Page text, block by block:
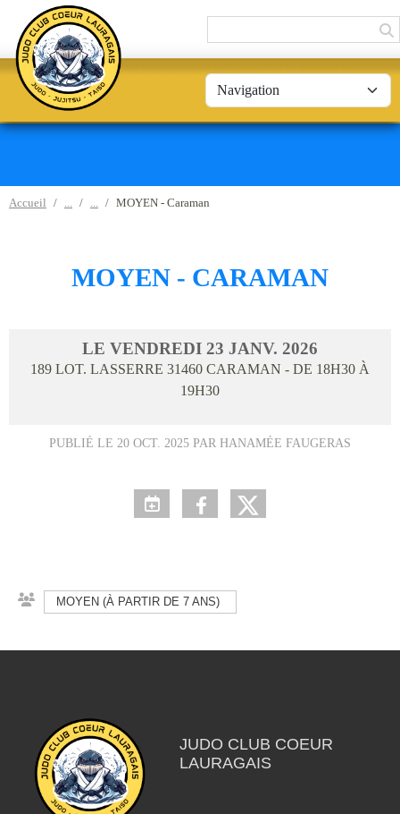
Accueil MOYEN - Caraman
MOYEN - CARAMAN
LE VENDREDI 23 JANV. 2026
189 LOT. LASSERRE 31460 CARAMAN - DE 18H30 À
19H30
PUBLIÉ LE 20 OCT. 2025 PAR HANAMÉE FAUGERAS
MOYEN (À PARTIR DE 7 ANS)
JUDO CLUB COEUR
LAURAGAIS
Panneau de gestion des cookies